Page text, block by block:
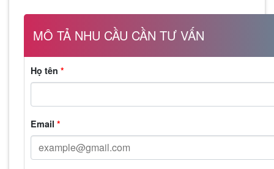
MÔ TẢ NHU CẦU CẦN TƯ VẤN
Họ tên *
Email *